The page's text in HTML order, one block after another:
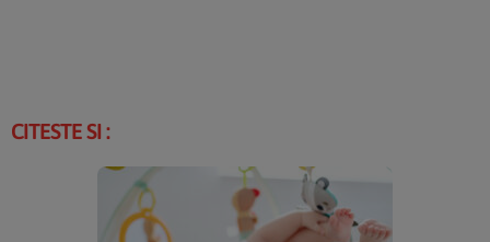
CITESTE SI :